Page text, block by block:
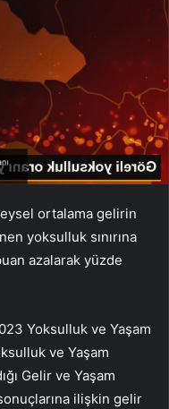
ortalama gelirin
yoksulluk sınırına
azalarak yüzde
Yoksulluk ve Yaşam
ve Yaşam
Gelir ve Yaşam
sonuçlarına ilişkin gelir